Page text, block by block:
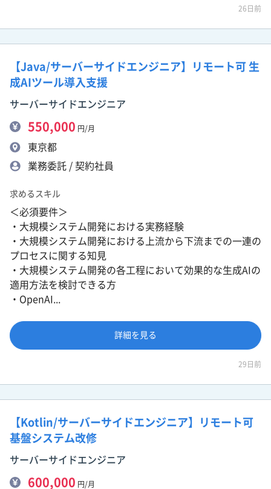
26日前
【Java/サーバーサイドエンジニア】リモート可 生
成AIツール導入支援
サーバーサイドエンジニア
550,000 円/月
東京都
業務委託 / 契約社員
求めるスキル
＜必須要件＞
・大規模システム開発における実務経験
・大規模システム開発における上流から下流までの一連の
プロセスに関する知見
・大規模システム開発の各工程において効果的な生成AIの
適用方法を検討できる方
・OpenAI...
詳細を見る
29日前
【Kotlin/サーバーサイドエンジニア】リモート可
基盤システム改修
サーバーサイドエンジニア
600,000 円/月